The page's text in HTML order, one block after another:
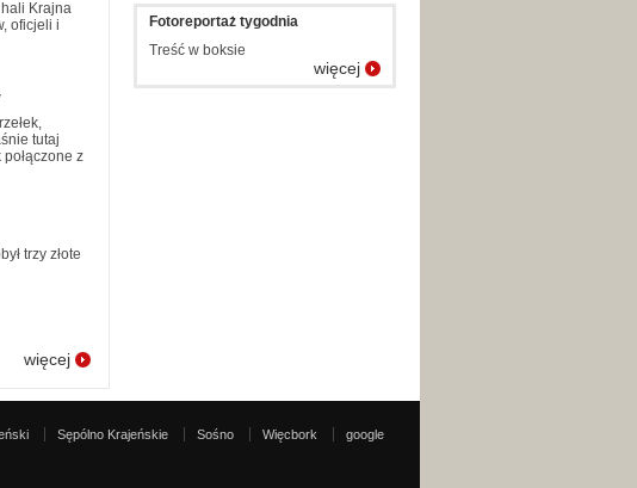
Krajna
oficjeli i
tutaj
z
trzy złote
więcej
Fotoreportaż tygodnia
Treść w boksie
więcej
Sępólno Krajeńskie Sośno Więcbork google